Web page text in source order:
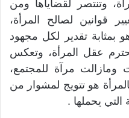
وتنتصر لقضاياها ومن
قوانين لصالح المرأة،
بمثابة تقدير لكل مجهود
عقل المرأة، وتعكس
ومازالت مرآة للمجتمع،
هو تتويج لمشوار من
التي يحملها .